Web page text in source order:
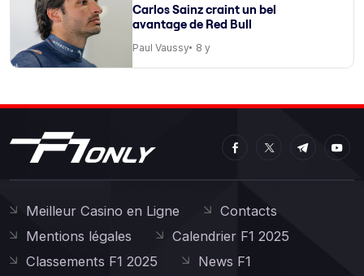
Carlos Sainz craint un bel
avantage de Red Bull
Paul Vaussy 8 y
Meilleur Casino en Ligne
Contacts
Mentions légales
Calendrier F1 2025
Classements F1 2025
News F1